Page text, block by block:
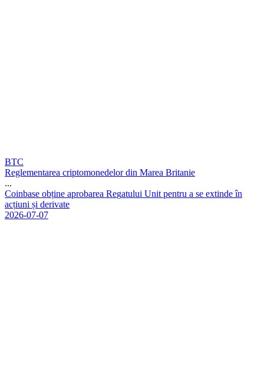
BTC
Reglementarea criptomonedelor din Marea Britanie
...
Coinbase obține aprobarea Regatului Unit pentru a se extinde în
acțiuni și derivate
2026-07-07